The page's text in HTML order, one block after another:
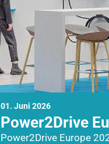
01. Juni 2026
Power2Drive
Power2Drive Europe